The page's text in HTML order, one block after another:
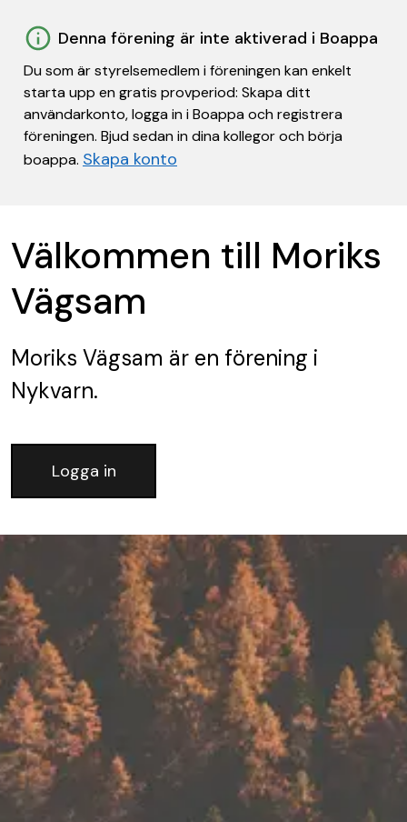
Denna förening är inte aktiverad i Boappa
Du som är styrelsemedlem i föreningen kan enkelt
starta upp en gratis provperiod: Skapa ditt
användarkonto, logga in i Boappa och registrera
föreningen. Bjud sedan in dina kollegor och börja
boappa. Skapa konto
Välkommen till Moriks
Vägsam
Moriks Vägsam är en förening i
Nykvarn.
Logga in